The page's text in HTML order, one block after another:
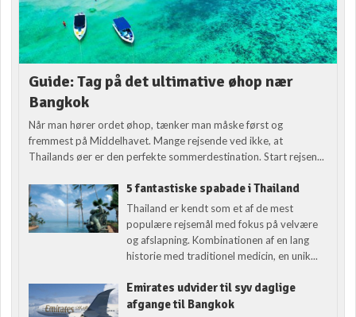
Guide: Tag på det ultimative øhop nær
Bangkok
Når man hører ordet øhop, tænker man måske først og
fremmest på Middelhavet. Mange rejsende ved ikke, at
Thailands øer er den perfekte sommerdestination. Start rejsen...
5 fantastiske spabade i Thailand
Thailand er kendt som et af de mest
populære rejsemål med fokus på velvære
og afslapning. Kombinationen af en lang
historie med traditionel medicin, en unik...
Emirates udvider til syv daglige
afgange til Bangkok